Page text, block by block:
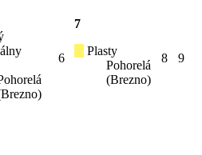
6
7
Plasty
Pohorelá
(Brezno)
8 9